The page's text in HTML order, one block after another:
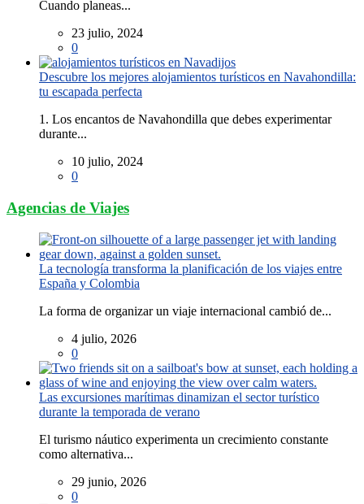
Cuando planeas...
23 julio, 2024
0
Descubre los mejores alojamientos turísticos en Navahondilla:
tu escapada perfecta
1. Los encantos de Navahondilla que debes experimentar
durante...
10 julio, 2024
0
Agencias de Viajes
La tecnología transforma la planificación de los viajes entre
España y Colombia
La forma de organizar un viaje internacional cambió de...
4 julio, 2026
0
Las excursiones marítimas dinamizan el sector turístico
durante la temporada de verano
El turismo náutico experimenta un crecimiento constante
como alternativa...
29 junio, 2026
0